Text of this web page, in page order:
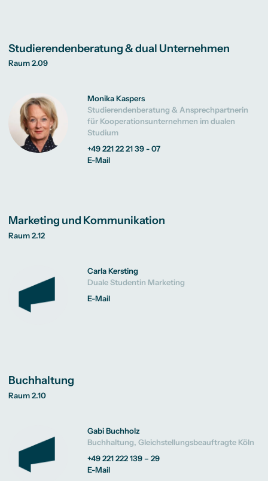
Studierendenberatung & dual Unternehmen
Raum 2.09
Monika Kaspers
Studierendenberatung & Ansprechpartnerin
für Kooperationsunternehmen im dualen
Studium
+49 221 22 21 39 - 07
E-Mail
Marketing und Kommunikation
Raum 2.12
Carla Kersting
Duale Studentin Marketing
E-Mail
Buchhaltung
Raum 2.10
Gabi Buchholz
Buchhaltung, Gleichstellungsbeauftragte Köln
+49 221 222 139 – 29
E-Mail